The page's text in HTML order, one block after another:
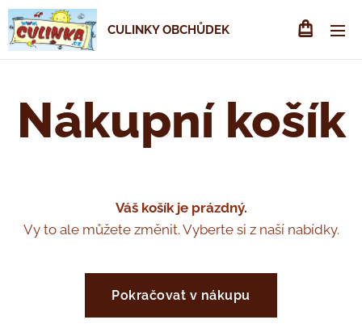
CULINKY OBCHŮDEK
Nákupní košík
Váš košík je prázdný.
Vy to ale můžete změnit. Vyberte si z naší nabídky.
Pokračovat v nákupu